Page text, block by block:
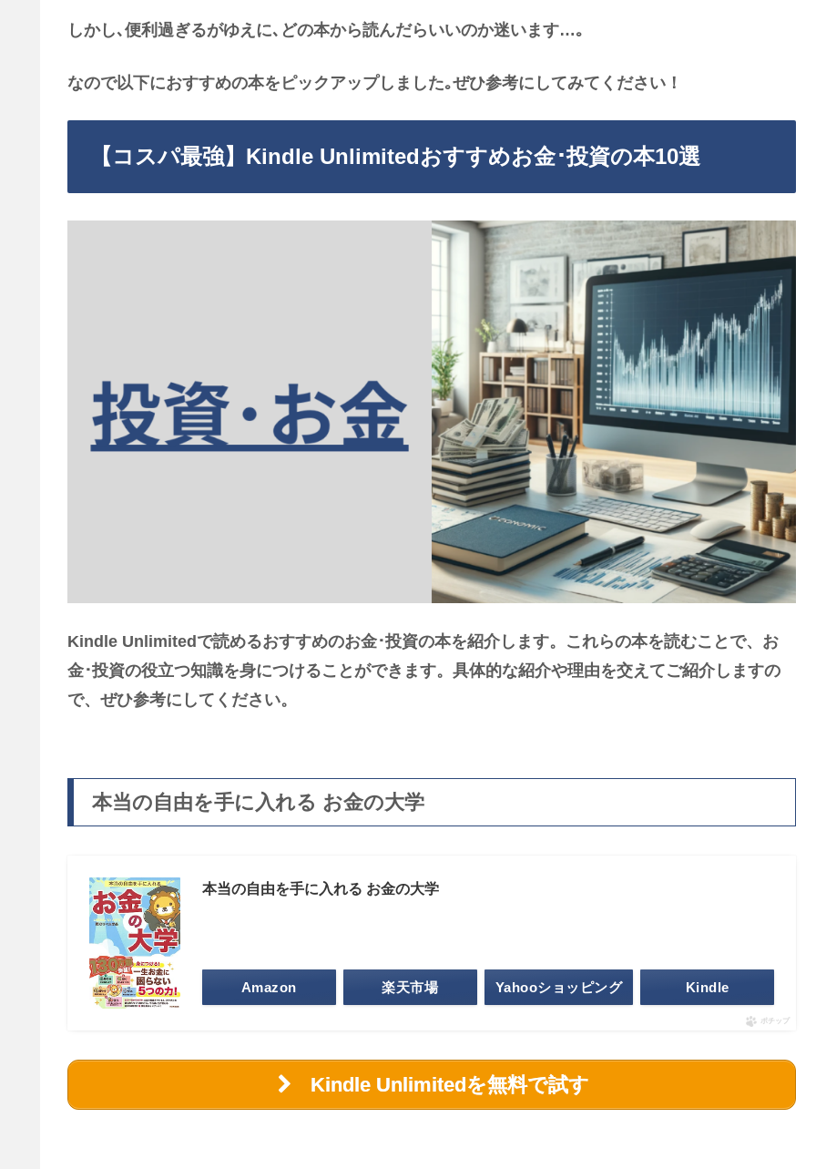
しかし､便利過ぎるがゆえに､どの本から読んだらいいのか迷います…｡
なので以下におすすめの本をピックアップしました｡ぜひ参考にしてみてください！
【コスパ最強】Kindle Unlimitedおすすめお金･投資の本10選
Kindle Unlimitedで読めるおすすめのお金･投資の本を紹介します。これらの本を読むことで、お
金･投資の役立つ知識を身につけることができます。具体的な紹介や理由を交えてご紹介しますの
で、ぜひ参考にしてください。
本当の自由を手に入れる お金の大学
本当の自由を手に入れる お金の大学
Amazon 楽天市場 Yahooショッピング Kindle
ポチップ
Kindle Unlimitedを無料で試す